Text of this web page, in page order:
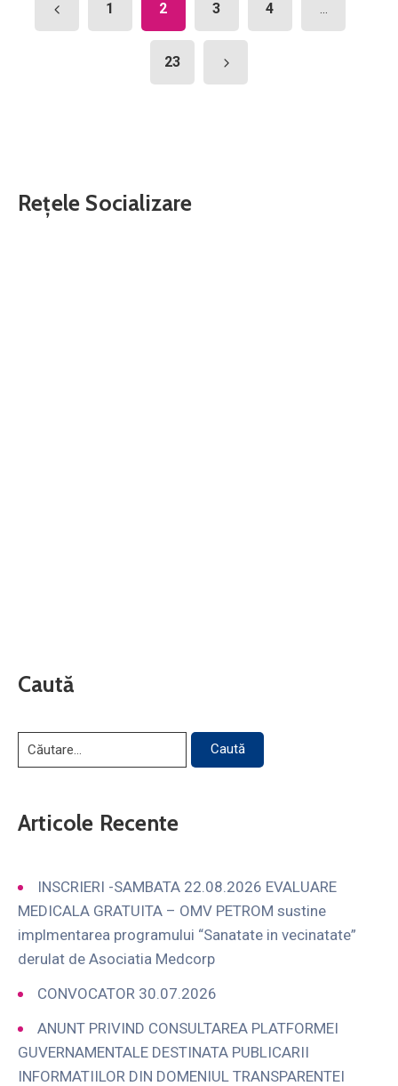
1 2 3 4 ...
23
Rețele Socializare
Caută
Articole Recente
INSCRIERI -SAMBATA 22.08.2026 EVALUARE
MEDICALA GRATUITA – OMV PETROM sustine
implmentarea programului “Sanatate in vecinatate”
derulat de Asociatia Medcorp
CONVOCATOR 30.07.2026
ANUNT PRIVIND CONSULTAREA PLATFORMEI
GUVERNAMENTALE DESTINATA PUBLICARII
INFORMATIILOR DIN DOMENIUL TRANSPARENTEI